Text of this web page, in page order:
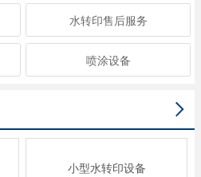
水转印售后服务
喷涂设备

小型水转印设备